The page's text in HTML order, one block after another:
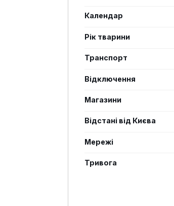
Календар
Рік тварини
Транспорт
Відключення
Магазини
Відстані від Києва
Мережі
Тривога